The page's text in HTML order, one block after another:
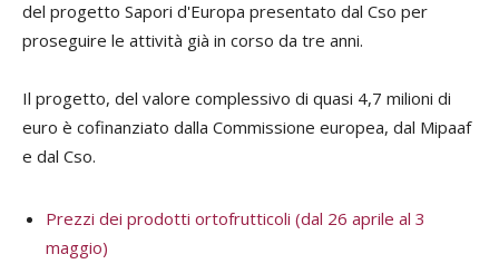
del progetto Sapori d'Europa presentato dal Cso per
proseguire le attività già in corso da tre anni.
Il progetto, del valore complessivo di quasi 4,7 milioni di
euro è cofinanziato dalla Commissione europea, dal Mipaaf
e dal Cso.
Prezzi dei prodotti ortofrutticoli (dal 26 aprile al 3
maggio)